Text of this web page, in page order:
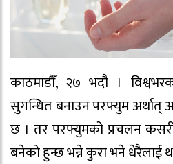
काठमाडौँ, २७ भदौ ।
सुगन्धित बनाउन परफ्युम अर्थात्
छ । तर परफ्युमको प्रचलन
बनेको हुन्छ भन्ने कुरा भने धेरैलाई